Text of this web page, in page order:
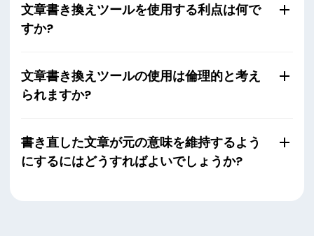
文章書き換えツールを使用する利点は何で
すか?
文章書き換えツールの使用は倫理的と考え
られますか?
書き直した文章が元の意味を維持するよう
にするにはどうすればよいでしょうか?